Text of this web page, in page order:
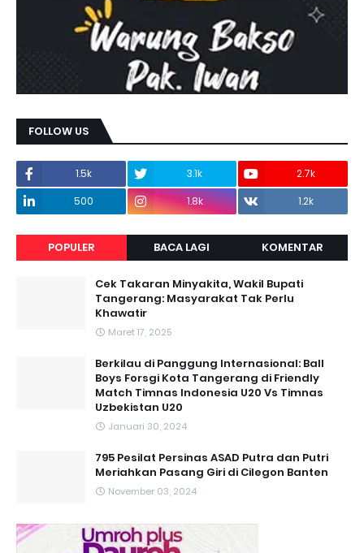
FOLLOW US
1.5k 3.1k
2.7k
500
1.8k 1.2k
POPULER BACA LAGI KOMENTAR
Cek Takaran Minyakita, Wakil Bupati
Tangerang: Masyarakat Tak Perlu
Khawatir
Maret 17, 2025
Berkilau di Panggung Internasional: Ball
Boys Forsgi Kota Tangerang di Friendly
Match Timnas Indonesia U20 Vs Timnas
Uzbekistan U20
Januari 30, 2024
795 Pesilat Persinas ASAD Putra dan Putri
Meriahkan Pasang Giri di Cilegon Banten
November 03, 2024